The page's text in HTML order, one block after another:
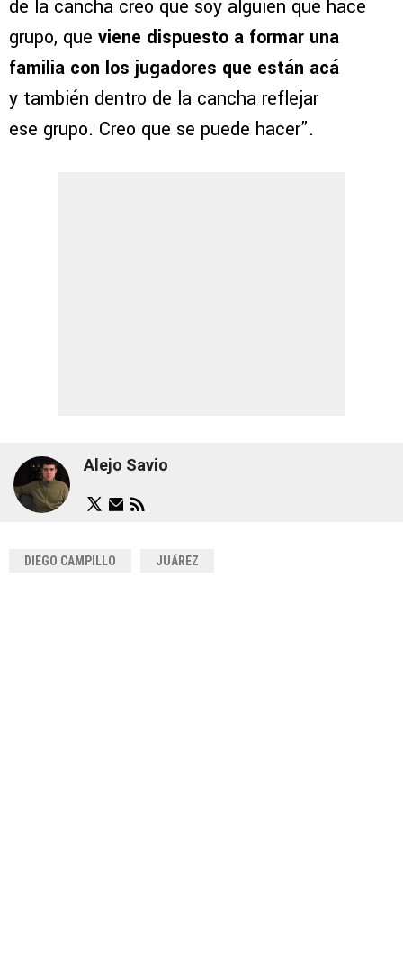
de la cancha creo que soy alguien que hace
grupo, que viene dispuesto a formar una
familia con los jugadores que están acá
y también dentro de la cancha reflejar
ese grupo. Creo que se puede hacer”.
Alejo Savio
DIEGO CAMPILLO JUÁREZ